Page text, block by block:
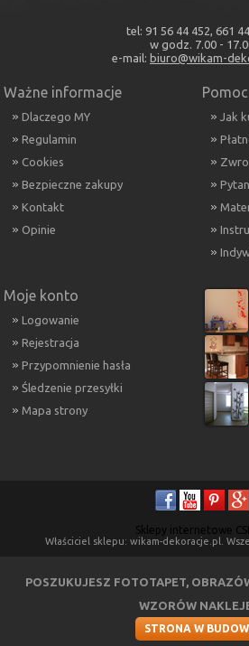
tel: 91 56 44 452, 661
w godz. 7.00 -
e-mail: biuro@wikam-
Ważne informacje
Dlaczego MY
Regulamin
Cookies
Bezpieczne zakupy
Kontakt
Opinie
Pomoc
Jak
Moje konto
Logowanie
Rejestracja
Przypomnienie hasła
Śledzenie przesyłki
Mapa strony
Sklepy internetowe
Właściciel sklepu: wikam-dekoracje.pl.
POSZUKUJESZ FOTOTAPET,
WZORÓW
STRONA W